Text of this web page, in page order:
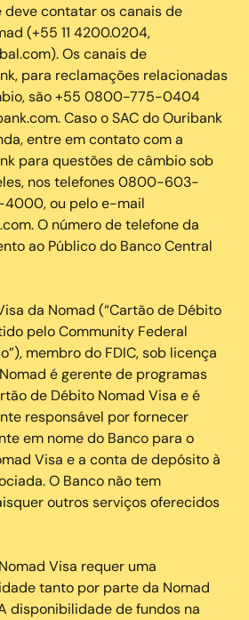
contatar os canais de
(+55 11 4200.0204,
Os canais de
para reclamações relacionadas
são +55 0800-775-0404
Caso o SAC do Ouribank
entre em contato com a
para questões de câmbio sob
nos telefones 0800-603-
ou pelo e-mail
O número de telefone da
ao Público do Banco Central
da Nomad (“Cartão de Débito
pelo Community Federal
membro do FDIC, sob licença
é gerente de programas
de Débito Nomad Visa e é
responsável por fornecer
em nome do Banco para o
Visa e a conta de depósito à
O Banco não tem
outros serviços oferecidos
Visa requer uma
tanto por parte da Nomad
disponibilidade de fundos na